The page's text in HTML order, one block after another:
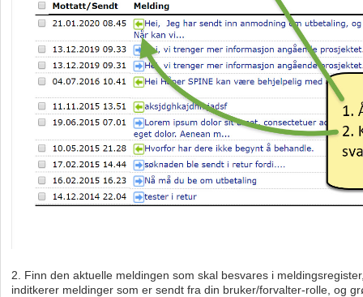
2. Finn den aktuelle meldingen som skal besvares i
inditkerer meldinger som er sendt fra din bruker/forvalter-rolle, og